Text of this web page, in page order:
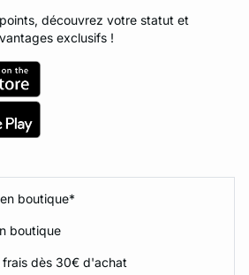
découvrez votre statut et
exclusifs !
boutique*
boutique
frais dès 30€ d'achat